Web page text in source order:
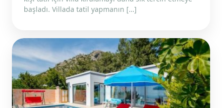
başladı. Villada tatil yapmanın […]